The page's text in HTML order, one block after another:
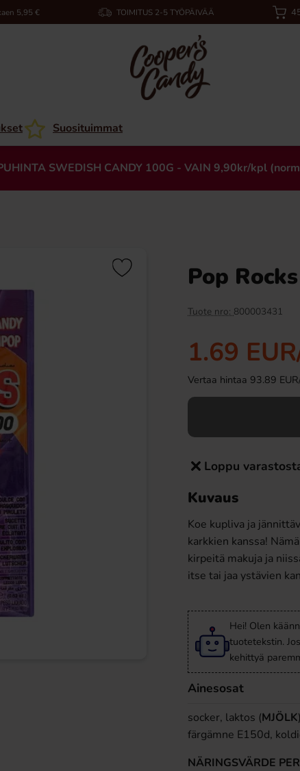
5,95 € TOIMITUS 2-5 TYÖPÄIVÄÄ
Suosituimmat
SWEDISH CANDY 100G - VAIN 9,90kr/kpl
Chips Kaviar
150g
EUR
Haribo Rakkaussydämet 1,2kg
9.90 EUR
Pop
Tuote nro: 800003431
1.69 EUR
Vertaa hintaa 93.89
Loppu
Kuvaus
Koe kupliva ja
karkkien kanssa!
kirpeitä makuja ja
itse tai jaa ystävien
Hei! Olen
tuotetekstin.
kehittyä
Ainesosat
socker, laktos (MJÖLK
färgämne E150d,
NÄRINGSVÄRDE